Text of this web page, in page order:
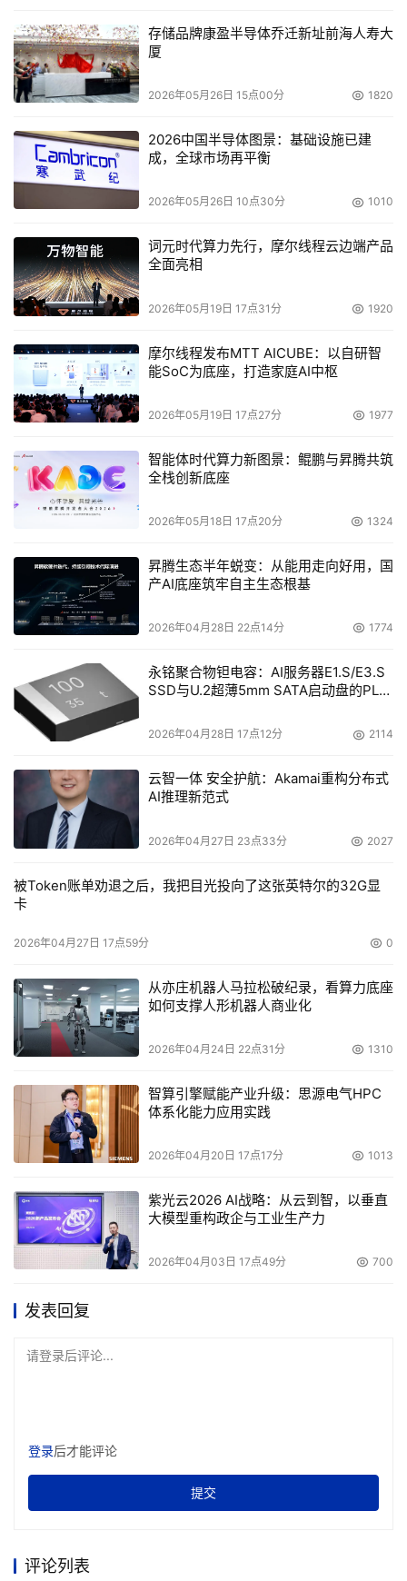
HP $145 6.7% 9.8%
NetApp
Comp. Assoc. $110 5.1% 9.3%
$461 21.4%
Total $2,149 100% 3.7%
数据来源： IDC （单位，百万美元）
在复制软件领域，EMC的市场份额没有变化，仍然为
40.6%，紧随其后的NetApp公司为16.7%。相比2005年第
一季度，HP的增长率最高，虽然其复制软件市场份额为
份额也为8.3%，季度增长17.1%。
表 2: 全球复制软件市场收入
供应商 收入 份额 季度增长
EMC $207 40.6%
NetApp $85 16.7% 4.6%
IBM 8.3%
$43 8.3%
Total $509 100.0% 9%
数据来源： IDC （单位，百万美元）
在备份和存档领域，VERITAS仍然是处于领先位置，其
营收相比前一季度下跌4.6%，但市场份额却增加了3.2%。
总体上，VERITAS的市场份额从42.4%下滑至39.2%；IBM
则以15.5%的份额超过了EMC公司跃居第二，EMC为
13.6%。相比第一季度，IBM备份和存档收入增长17.1%，而
EMC只增长1.9%。
在存储资源管理领域，EMC以49.9%的市场占有率遥
VERITAS从11.9%下滑至11.1%；而CA从6.5%增加至6.9%超
名IBM从5.5增加至6.4%。
整个市场总营收稍稍下滑1个百分点。VERITAS原有的份额
是36.6%，第二名NetApp也从22.6%下滑至22%。
存储品牌康盈半导体乔迁新址前海人寿大
厦
2026年05月26日 15点00分 1820
2026中国半导体图景：基础设施已建
成，全球市场再平衡
2026年05月26日 10点30分 1010
词元时代算力先行，摩尔线程云边端产品
全面亮相
2026年05月19日 17点31分 1920
摩尔线程发布MTT AICUBE：以自研智
能SoC为底座，打造家庭AI中枢
2026年05月19日 17点27分 1977
智能体时代算力新图景：鲲鹏与昇腾共筑
全栈创新底座
2026年05月18日 17点20分 1324
昇腾生态半年蜕变：从能用走向好用，国
产AI底座筑牢自主生态根基
2026年04月28日 22点14分 1774
永铭聚合物钽电容：AI服务器E1.S/E3.S
SSD与U.2超薄5mm SATA启动盘的PLP
2026年04月28日 17点12分 2114
云智一体 安全护航：Akamai重构分布式
AI推理新范式
2026年04月27日 23点33分 2027
被Token账单劝退之后，我把目光投向了这张英特尔的32G显
卡
2026年04月27日 17点59分 0
从亦庄机器人马拉松破纪录，看算力底座
如何支撑人形机器人商业化
2026年04月24日 22点31分 1310
智算引擎赋能产业升级：思源电气HPC
体系化能力应用实践
2026年04月20日 17点17分 1013
紫光云2026 AI战略：从云到智，以垂直
大模型重构政企与工业生产力
2026年04月03日 17点49分 700
发表回复
请登录后评论...
登录后才能评论
提交
评论列表